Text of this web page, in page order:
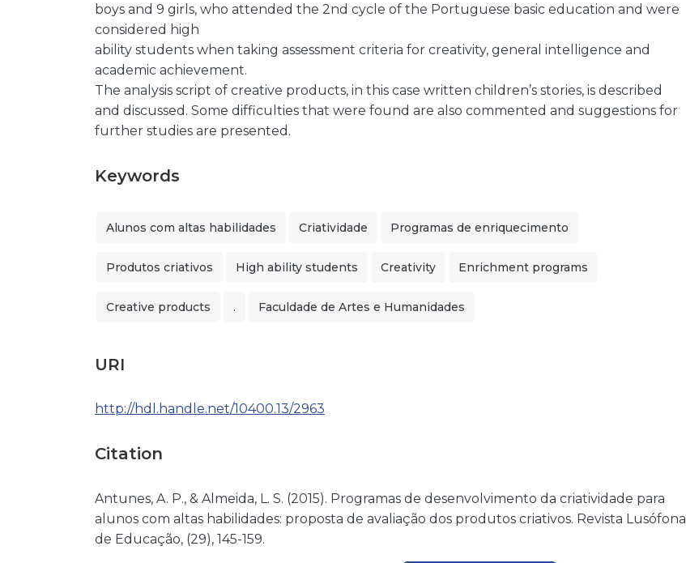
boys and 9 girls, who attended the 2nd cycle of the Portuguese basic education and were
considered high
ability students when taking assessment criteria for creativity, general intelligence and
academic achievement.
The analysis script of creative products, in this case written children’s stories, is described
and discussed. Some difficulties that were found are also commented and suggestions for
further studies are presented.
Keywords
Alunos com altas habilidades Criatividade Programas de enriquecimento
Produtos criativos High ability students Creativity Enrichment programs
Creative products . Faculdade de Artes e Humanidades
URI
http://hdl.handle.net/10400.13/2963
Citation
Antunes, A. P., & Almeida, L. S. (2015). Programas de desenvolvimento da criatividade para
alunos com altas habilidades: proposta de avaliação dos produtos criativos. Revista Lusófona
de Educação, (29), 145-159.